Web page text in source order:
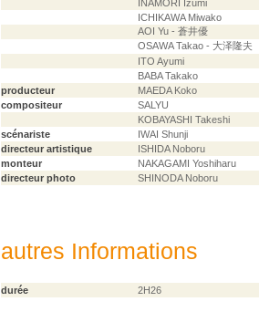
INAMORI Izumi
ICHIKAWA Miwako
AOI Yu - 蒼井優
OSAWA Takao - 大泽隆夫
ITO Ayumi
BABA Takako
producteur
MAEDA Koko
compositeur
SALYU
KOBAYASHI Takeshi
scénariste
IWAI Shunji
directeur artistique
ISHIDA Noboru
monteur
NAKAGAMI Yoshiharu
directeur photo
SHINODA Noboru
autres Informations
durée 2H26